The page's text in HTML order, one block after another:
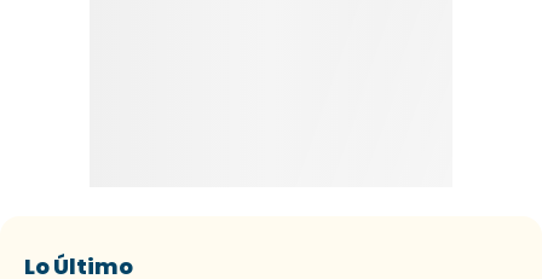
Lo Último